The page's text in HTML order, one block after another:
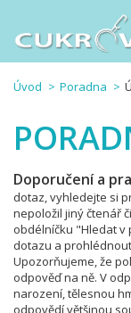
Úvod Poradna
Doporučení a
dotaz, vyhledejte si
nepoložil jiný čtenář
obdélníčku "Hledat v
dotazu a
Upozorňujeme, že
odpověď na ně. V
narození, tělesnou
odpovědí většinou